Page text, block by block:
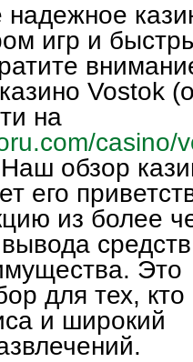
игр и
Vostok
на
casino/
обзор
его
из более
Это
для тех, кто
и широкий